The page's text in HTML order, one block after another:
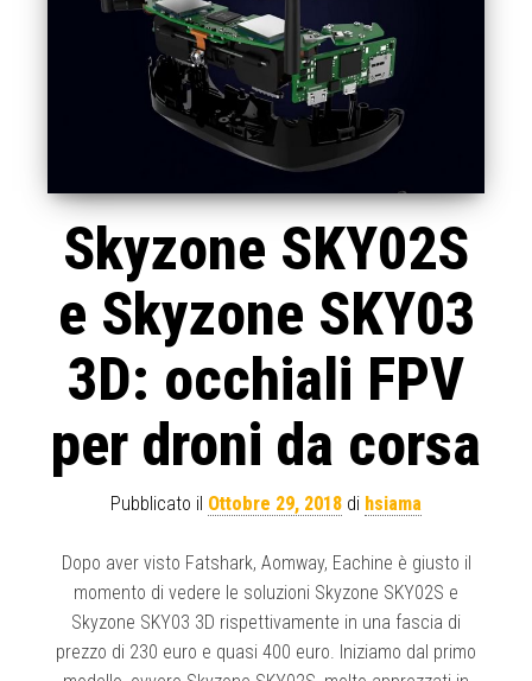
Skyzone SKY02S
e Skyzone SKY03
3D: occhiali FPV
per droni da corsa
Pubblicato il Ottobre 29, 2018 di hsiama
Dopo aver visto Fatshark, Aomway, Eachine è giusto il
momento di vedere le soluzioni Skyzone SKY02S e
Skyzone SKY03 3D rispettivamente in una fascia di
prezzo di 230 euro e quasi 400 euro. Iniziamo dal primo